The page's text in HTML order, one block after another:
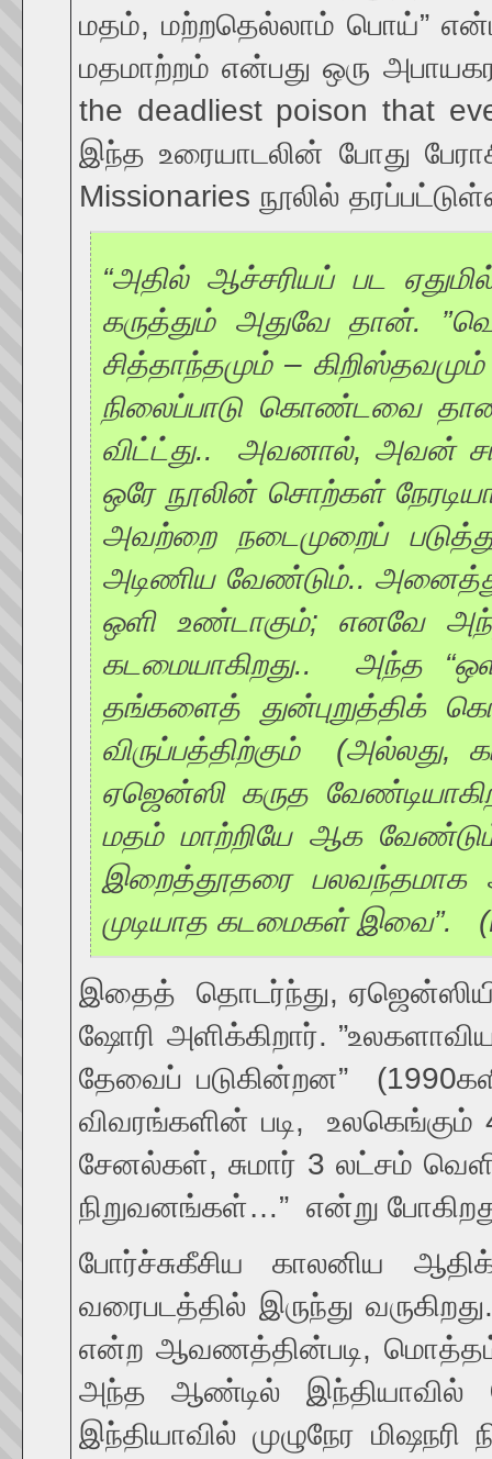
மதம், மற்றதெல்லாம் பொய்”
மதமாற்றம் என்பது ஒரு
the deadliest poison that
இந்த உரையாடலின் போது
Missionaries நூலில்
“அதில் ஆச்சரியப் பட
கருத்தும் அதுவே தான்.
சித்தாந்தமும் –
நிலைப்பாடு கொண்டவை
விட்ட்து.. அவனால், அவன்
ஒரே நூலின் சொற்கள்
அவற்றை நடைமுறைப்
அடிணிய வேண்டும்..
ஒளி உண்டாகும்; எனவே
கடமையாகிறது.. அந்த
தங்களைத்
விருப்பத்திற்கும் (அல்லது,
ஏஜென்ஸி கருத
மதம் மாற்றியே ஆக
இறைத்தூதரை பலவந்தமாக
முடியாத கடமைகள் இவை”.
இதைத் தொடர்ந்து,
ஷோரி அளிக்கிறார்.
தேவைப் படுகின்றன”
விவரங்களின் படி, உலகெங்கும்
சேனல்கள், சுமார் 3 லட்சம்
நிறுவனங்கள்…” என்று
போர்ச்சுகீசிய காலனிய
வரைபடத்தில் இருந்து
என்ற ஆவணத்தின்படி, மொத்தம்
அந்த ஆண்டில் இந்தியாவில்
இந்தியாவில் முழுநேர